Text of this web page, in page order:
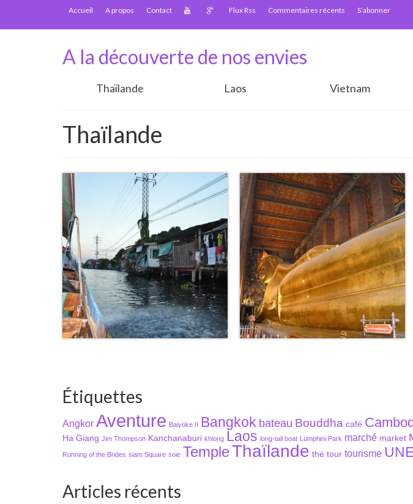
Accueil A propos Contact Flux Rss Commentaires récents S’abonner
A la découverte de nos envies
Thaïlande Laos Vietnam
Thaïlande
Étiquettes
Angkor Aventure Baiyoke II Bangkok bateau Bouddha café
Ha Giang Jim Thompson Kanchanaburi khlong Laos long-tail boat Lumphini Park marché market
Running of the Brides siam Square soie TempleThaïlande thé tour tourisme
Articles récents